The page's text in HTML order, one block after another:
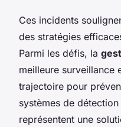
Ces incidents
des stratégies
Parmi les défis, la
meilleure surveillance
trajectoire pour
systèmes de
représentent une